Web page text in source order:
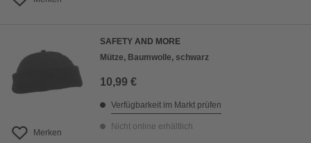
Merken
SAFETY AND MORE
Mütze, Baumwolle, schwarz
10,99 €
Verfügbarkeit im Markt prüfen
Nicht online erhältlich